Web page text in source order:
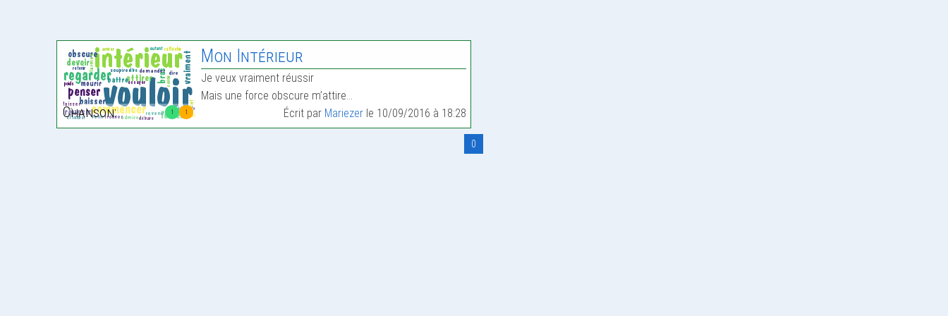
1 1
Chanson:
Mon Intérieur
Je veux vraiment réussir
Mais une force obscure m’attire…
Écrit par Mariezer le 10/09/2016 à 18:28
0